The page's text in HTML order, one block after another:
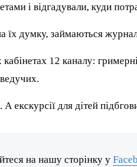
і відгадували, куди
їх думку, займаються
12 каналу:
екскурсії для дітей
на нашу сторінку у